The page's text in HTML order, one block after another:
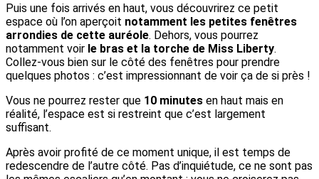
Puis une fois arrivés en haut, vous découvrirez ce petit
espace où l’on aperçoit notamment les petites fenêtres
arrondies de cette auréole. Dehors, vous pourrez
notamment voir le bras et la torche de Miss Liberty.
Collez-vous bien sur le côté des fenêtres pour prendre
quelques photos : c’est impressionnant de voir ça de si près !
Vous ne pourrez rester que 10 minutes en haut mais en
réalité, l’espace est si restreint que c’est largement
suffisant.
Après avoir profité de ce moment unique, il est temps de
redescendre de l’autre côté. Pas d’inquiétude, ce ne sont pas